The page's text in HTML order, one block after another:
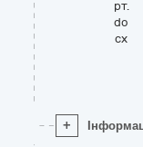
рт.
do
cx
+